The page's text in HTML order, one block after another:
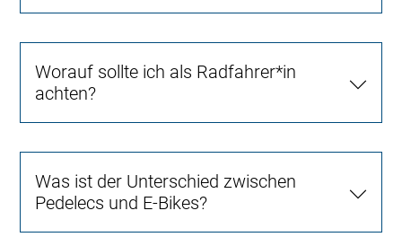
Worauf sollte ich als Radfahrer*in
achten?
Was ist der Unterschied zwischen
Pedelecs und E-Bikes?